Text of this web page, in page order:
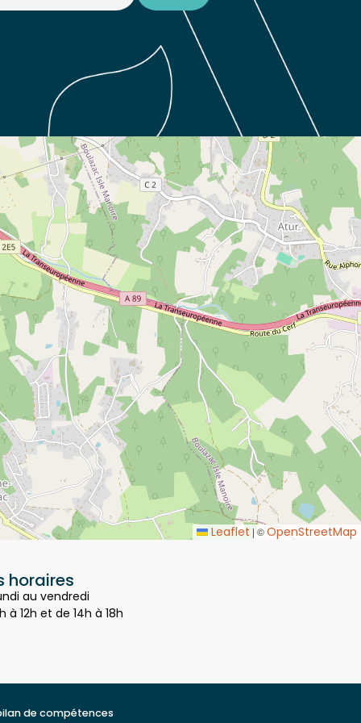
Leaflet|© OpenStreetMap
au vendredi
à 12h et de 14h à 18h